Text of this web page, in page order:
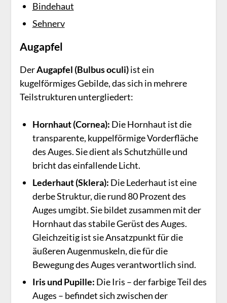
Bindehaut
Sehnerv
Augapfel
DerAugapfel (Bulbus oculi)ist ein
kugelförmiges Gebilde, das sich in mehrere
Teilstrukturen untergliedert:
Hornhaut (Cornea): Die Hornhaut ist die
transparente, kuppelförmige Vorderfläche
des Auges. Sie dient als Schutzhülle und
bricht das einfallende Licht.
Lederhaut (Sklera): Die Lederhaut ist eine
derbe Struktur, die rund 80 Prozent des
Auges umgibt. Sie bildet zusammen mit der
Hornhaut das stabile Gerüst des Auges.
Gleichzeitig ist sie Ansatzpunkt für die
äußeren Augenmuskeln, die für die
Bewegung des Auges verantwortlich sind.
Iris und Pupille: Die Iris – der farbige Teil des
Auges – befindet sich zwischen der